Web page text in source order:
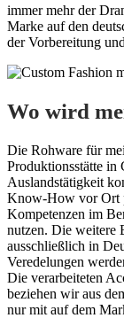
immer mehr der
Marke auf den
der Vorbereitung
Wo wird
Die Rohware für
Produktionsstätte in
Auslandstätigkeit
Know-How vor Ort
Kompetenzen im
nutzen. Die weitere
ausschließlich in
Veredelungen
Die verarbeiteten
beziehen wir aus
nur mit auf dem